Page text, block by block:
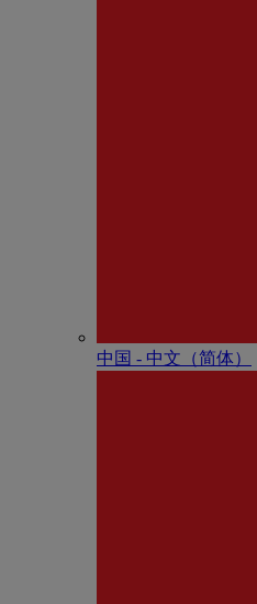
中国 - 中⽂（简体）